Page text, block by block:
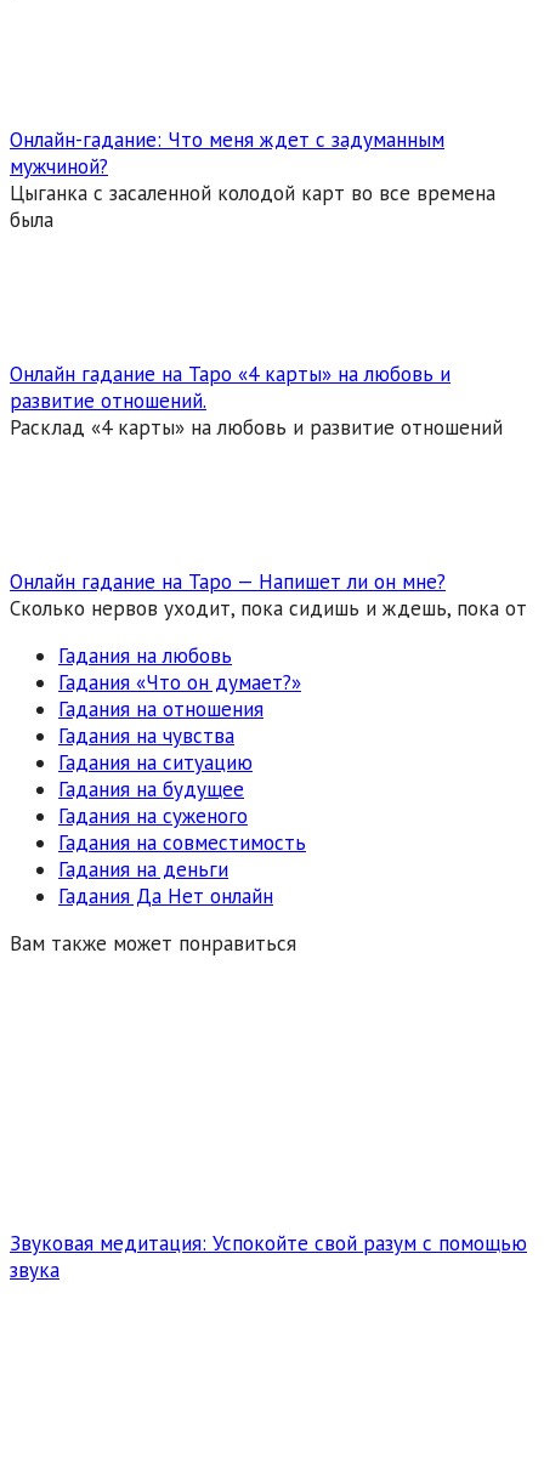
Онлайн-гадание: Что меня ждет с задуманным
мужчиной?
Цыганка с засаленной колодой карт во все времена
была
Онлайн гадание на Таро «4 карты» на любовь и
развитие отношений.
Расклад «4 карты» на любовь и развитие отношений
Онлайн гадание на Таро — Напишет ли он мне?
Сколько нервов уходит, пока сидишь и ждешь, пока от
Гадания на любовь
Гадания «Что он думает?»
Гадания на отношения
Гадания на чувства
Гадания на ситуацию
Гадания на будущее
Гадания на суженого
Гадания на совместимость
Гадания на деньги
Гадания Да Нет онлайн
Вам также может понравиться
Звуковая медитация: Успокойте свой разум с помощью
звука